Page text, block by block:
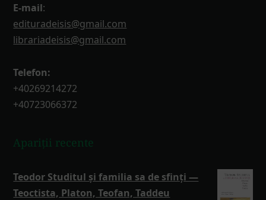
E-mail:
edituradeisis@gmail.com
librariadeisis@gmail.com
Telefon:
+40269214272
+40723066372
Apariții recente
Teodor Studitul și familia sa de sfinți —
Teoctista, Platon, Teofan, Taddeu